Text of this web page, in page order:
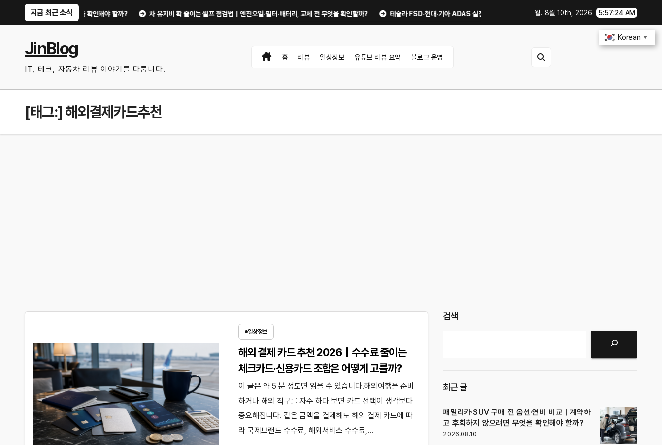
지금 최근 소식
지 않으려면 무엇을 확인해야 할까? 차 유지비 확 줄이는 셀프 점검법｜엔진오일·필터·배터리, 교체 전 무엇을 확인할까? 테슬라 FSD·현대·기아 ADAS 실전 활용법｜주행 보조를 제대로 쓰면 무엇이 달라질까? 여름철 에어컨·
월. 8월 10th, 2026 5:57:25 AM
JinBlog
IT, 테크, 자동차 리뷰 이야기를 다룹니다.
홈 리뷰 일상정보 유튜브 리뷰 요약 블로그 운영
[태그:]해외결제카드추천
일상정보
해외 결제 카드 추천 2026｜수수료 줄이는
체크카드·신용카드 조합은 어떻게 고를까?
이 글은 약 5 분 정도면 읽을 수 있습니다.해외여행을 준비
하거나 해외 직구를 자주 하다 보면 카드 선택이 생각보다
중요해집니다. 같은 금액을 결제해도 해외 결제 카드에 따
라 국제브랜드 수수료, 해외서비스 수수료,…
검색
최근 글
패밀리카·SUV 구매 전 옵션·연비 비교｜계약하
고 후회하지 않으려면 무엇을 확인해야 할까?
2026.08.10
Korean ▼